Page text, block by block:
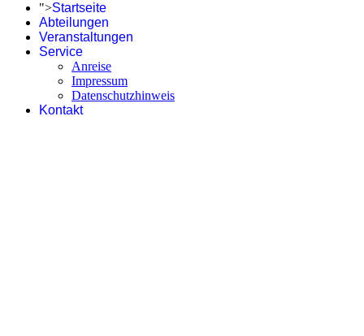
">Startseite
Abteilungen
Veranstaltungen
Service
Anreise
Impressum
Datenschutzhinweis
Kontakt